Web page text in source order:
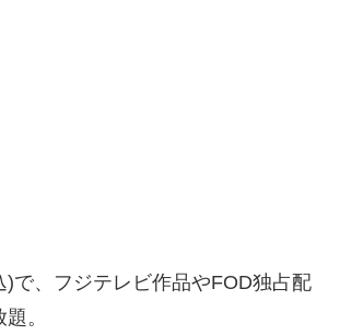
)で、フジテレビ作品やFOD独占配
。